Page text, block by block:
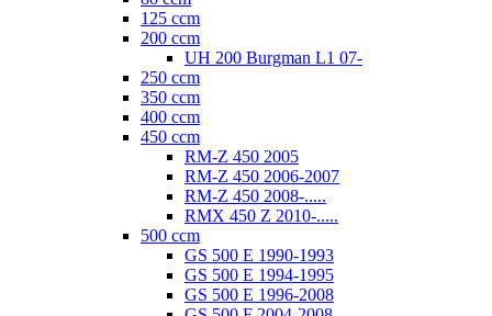
125 ccm
200 ccm
UH 200 Burgman L1 07-
250 ccm
350 ccm
400 ccm
450 ccm
RM-Z 450 2005
RM-Z 450 2006-2007
RM-Z 450 2008-.....
RMX 450 Z 2010-.....
500 ccm
GS 500 E 1990-1993
GS 500 E 1994-1995
GS 500 E 1996-2008